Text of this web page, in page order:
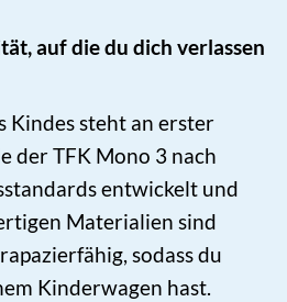
auf die du dich verlassen
Kindes steht an erster
der TFK Mono 3 nach
entwickelt und
Materialien sind
sodass du
Kinderwagen hast.